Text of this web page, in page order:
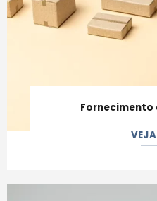
Fornecimento